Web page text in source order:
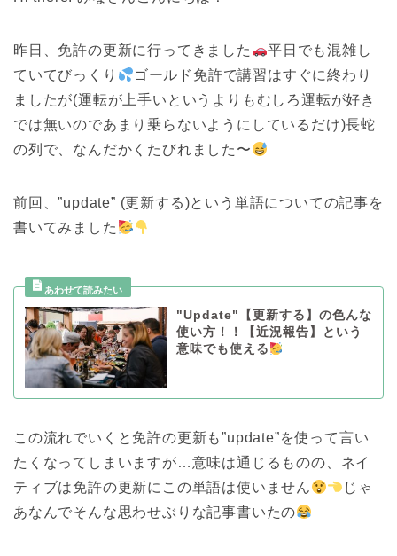
昨日、免許の更新に行ってきました
平日でも混雑し
ていてびっくり
ゴールド免許で講習はすぐに終わり
ましたが(運転が上手いというよりもむしろ運転が好き
では無いのであまり乗らないようにしているだけ)長蛇
の列で、なんだかくたびれました〜
前回、”update” (更新する)という単語についての記事を
書いてみました
"Update"【更新する】の色んな
使い方！！【近況報告】という
意味でも使える
この流れでいくと免許の更新も”update”を使って言い
たくなってしまいますが…意味は通じるものの、ネイ
ティブは免許の更新にこの単語は使いません
じゃ
あなんでそんな思わせぶりな記事書いたの